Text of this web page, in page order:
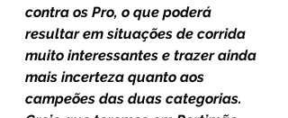
contra os Pro, o que poderá
resultar em situações de corrida
muito interessantes e trazer ainda
mais incerteza quanto aos
campeões das duas categorias.